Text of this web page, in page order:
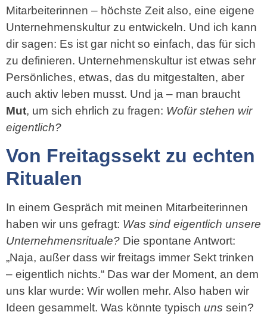
Mitarbeiterinnen – höchste Zeit also, eine eigene
Unternehmenskultur zu entwickeln. Und ich kann
dir sagen: Es ist gar nicht so einfach, das für sich
zu definieren. Unternehmenskultur ist etwas sehr
Persönliches, etwas, das du mitgestalten, aber
auch aktiv leben musst. Und ja – man braucht
Mut, um sich ehrlich zu fragen: Wofür stehen wir
eigentlich?
Von Freitagssekt zu echten
Ritualen
In einem Gespräch mit meinen Mitarbeiterinnen
haben wir uns gefragt: Was sind eigentlich unsere
Unternehmensrituale? Die spontane Antwort:
„Naja, außer dass wir freitags immer Sekt trinken
– eigentlich nichts.“ Das war der Moment, an dem
uns klar wurde: Wir wollen mehr. Also haben wir
Ideen gesammelt. Was könnte typisch uns sein?